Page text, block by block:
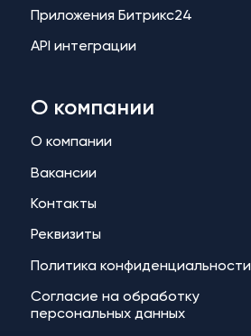
Приложения Битрикс24
API интеграции
О компании
О компании
Вакансии
Контакты
Реквизиты
Политика конфиденциальности
Согласие на обработку
персональных данных